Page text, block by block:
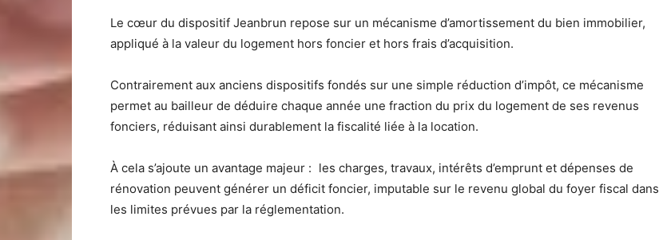
Le cœur du dispositif Jeanbrun repose sur un mécanisme d’amortissement du bien immobilier,
appliqué à la valeur du logement hors foncier et hors frais d’acquisition.
Contrairement aux anciens dispositifs fondés sur une simple réduction d’impôt, ce mécanisme
permet au bailleur de déduire chaque année une fraction du prix du logement de ses revenus
fonciers, réduisant ainsi durablement la fiscalité liée à la location.
À cela s’ajoute un avantage majeur : les charges, travaux, intérêts d’emprunt et dépenses de
rénovation peuvent générer un déficit foncier, imputable sur le revenu global du foyer fiscal dans
les limites prévues par la réglementation.